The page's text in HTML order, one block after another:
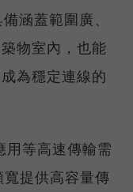
涵蓋範圍廣、
物室內，也能
為穩定連線的
用等高速傳輸需
提供高容量傳